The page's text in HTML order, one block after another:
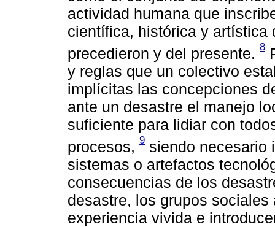
actividad humana que
científica, histórica y artística
precedieron y del presente. 8
y reglas que un colectivo
implícitas las concepciones
ante un desastre el manejo
suficiente para lidiar con
procesos, 9 siendo necesario
sistemas o artefactos
consecuencias de los
desastre, los grupos
experiencia vivida e